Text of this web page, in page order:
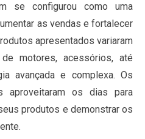
se configurou como uma
as vendas e fortalecer
apresentados variaram
motores, acessórios, até
avançada e complexa. Os
aproveitaram os dias para
produtos e demonstrar os